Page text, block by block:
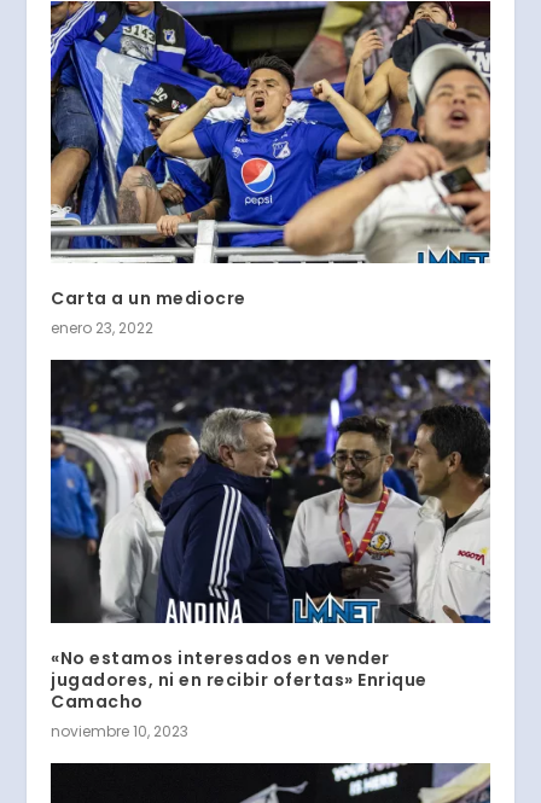
Carta a un mediocre
enero 23, 2022
«No estamos interesados en vender
jugadores, ni en recibir ofertas» Enrique
Camacho
noviembre 10, 2023